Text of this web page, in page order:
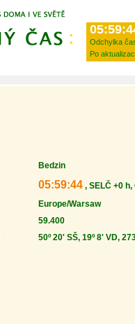
Odchylka
Po
Bedzin
05:59:44 , SELČ +0 h,
Europe/Warsaw
59.400
50º 20' SŠ, 19º 8' VD,